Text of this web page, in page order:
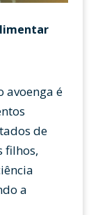
avoenga é
de
filhos,
a